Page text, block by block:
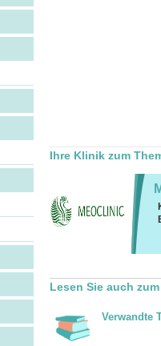
Ihre Klinik zum
Lesen Sie auch
Verwandte